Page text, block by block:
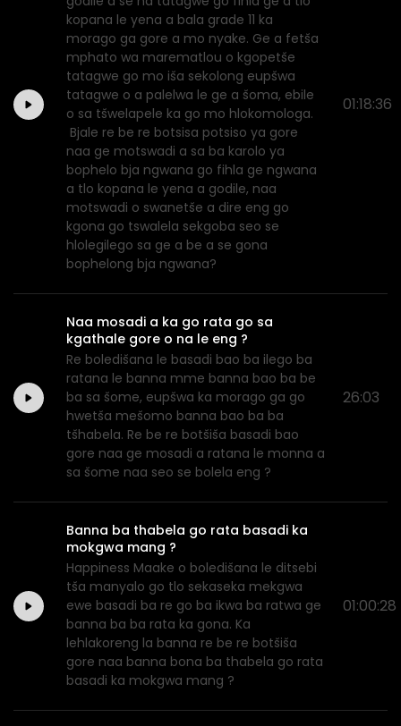
kopana le yena a bala grade 11 ka
morago ga gore a mo nyake. Ge a fetša
mphato wa marematlou o kgopetše
tatagwe go mo iša sekolong eupšwa
tatagwe o a palelwa le ge a šoma, ebile
o sa tšwelapele ka go mo hlokomologa.
Bjale re be re botsisa potsiso ya gore
naa ge motswadi a sa ba karolo ya
bophelo bja ngwana go fihla ge ngwana
a tlo kopana le yena a godile, naa
motswadi o swanetše a dire eng go
kgona go tswalela sekgoba seo se
hlolegilego sa ge a be a se gona
bophelong bja ngwana?
01:18:36
Naa mosadi a ka go rata go sa
kgathale gore o na le eng ?
Re boledišana le basadi bao ba ilego ba
ratana le banna mme banna bao ba be
ba sa šome, eupšwa ka morago ga go
hwetša mešomo banna bao ba ba
tšhabela. Re be re botšiša basadi bao
gore naa ge mosadi a ratana le monna a
sa šome naa seo se bolela eng ?
26:03
Banna ba thabela go rata basadi ka
mokgwa mang ?
Happiness Maake o boledišana le ditsebi
tša manyalo go tlo sekaseka mekgwa
ewe basadi ba re go ba ikwa ba ratwa ge
banna ba ba rata ka gona. Ka
lehlakoreng la banna re be re botšiša
gore naa banna bona ba thabela go rata
basadi ka mokgwa mang ?
01:00:28